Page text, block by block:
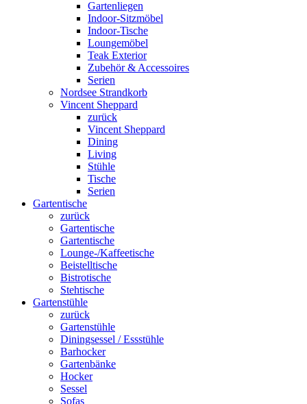
Gartenliegen
Indoor-Sitzmöbel
Indoor-Tische
Loungemöbel
Teak Exterior
Zubehör & Accessoires
Serien
Nordsee Strandkorb
Vincent Sheppard
zurück
Vincent Sheppard
Dining
Living
Stühle
Tische
Serien
Gartentische
zurück
Gartentische
Gartentische
Lounge-/Kaffeetische
Beistelltische
Bistrotische
Stehtische
Gartenstühle
zurück
Gartenstühle
Diningsessel / Essstühle
Barhocker
Gartenbänke
Hocker
Sessel
Sofas